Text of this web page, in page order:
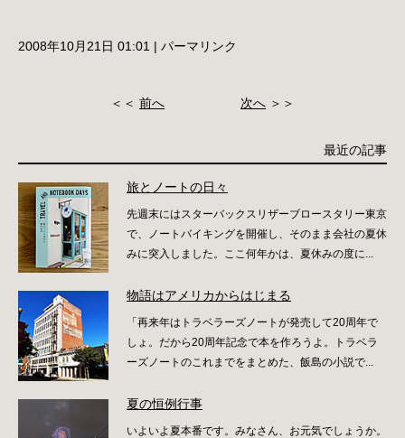
2008年10月21日 01:01 | パーマリンク
＜＜ 前へ 次へ ＞＞
最近の記事
旅とノートの日々
先週末にはスターバックスリザーブロースタリー東京
で、ノートバイキングを開催し、そのまま会社の夏休
みに突入しました。ここ何年かは、夏休みの度に...
物語はアメリカからはじまる
「再来年はトラベラーズノートが発売して20周年で
しょ。だから20周年記念で本を作ろうよ。トラベラ
ーズノートのこれまでをまとめた、飯島の小説で...
夏の恒例行事
いよいよ夏本番です。みなさん、お元気でしょうか。